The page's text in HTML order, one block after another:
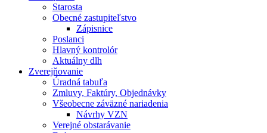
Starosta
Obecné zastupiteľstvo
Zápisnice
Poslanci
Hlavný kontrolór
Aktuálny dlh
Zverejňovanie
Úradná tabuľa
Zmluvy, Faktúry, Objednávky
Všeobecne záväzné nariadenia
Návrhy VZN
Verejné obstarávanie